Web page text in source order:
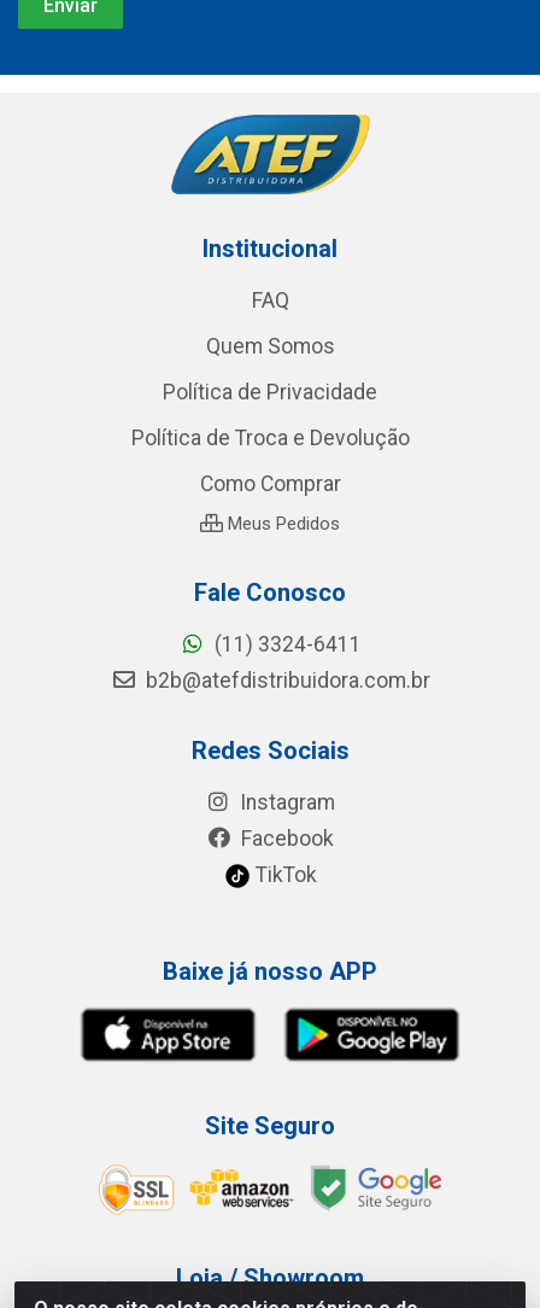
Institucional
FAQ
Quem Somos
Política de Privacidade
Política de Troca e Devolução
Como Comprar
Meus Pedidos
Fale Conosco
(11) 3324-6411
b2b@atefdistribuidora.com.br
Redes Sociais
Instagram
Facebook
TikTok
Baixe já nosso APP
Site Seguro
Loja / Showroom